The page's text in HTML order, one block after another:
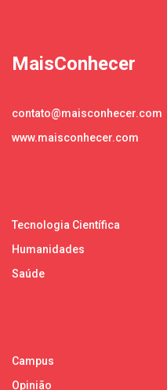
MaisConhecer
contato@maisconhecer.com
www.maisconhecer.com
Tecnologia Científica
Humanidades
Saúde
Campus
Opinião